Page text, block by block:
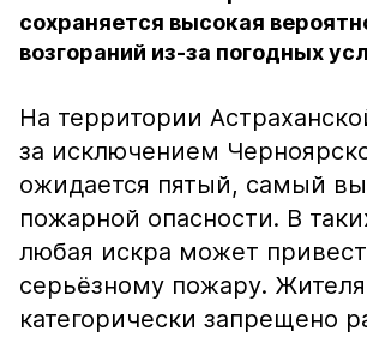
сохраняется высокая
возгораний из-за погодных
На территории
за исключением
ожидается пятый, самый
пожарной опасности. В
любая искра может
серьёзному пожару.
категорически запрещено